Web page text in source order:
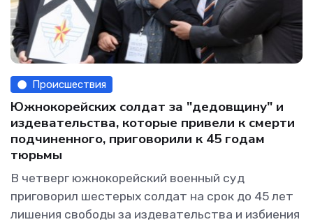
Происшествия
Южнокорейских солдат за "дедовщину" и
издевательства, которые привели к смерти
подчиненного, приговорили к 45 годам
тюрьмы
В четверг южнокорейский военный суд
приговорил шестерых солдат на срок до 45 лет
лишения свободы за издевательства и избиения